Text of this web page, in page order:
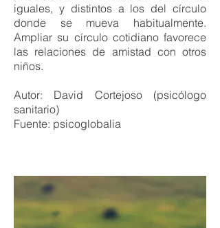
iguales, y distintos a los del círculo
donde se mueva habitualmente.
Ampliar su círculo cotidiano favorece
las relaciones de amistad con otros
niños.
Autor: David Cortejoso (psicólogo
sanitario)
Fuente: psicoglobalia